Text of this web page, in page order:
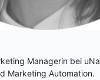
Managerin bei
Marketing Automation.